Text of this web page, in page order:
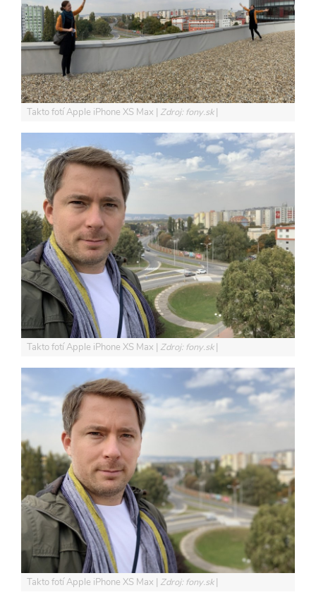
Takto fotí Apple iPhone XS Max Zdroj: fony.sk
Takto fotí Apple iPhone XS Max Zdroj: fony.sk
Takto fotí Apple iPhone XS Max Zdroj: fony.sk